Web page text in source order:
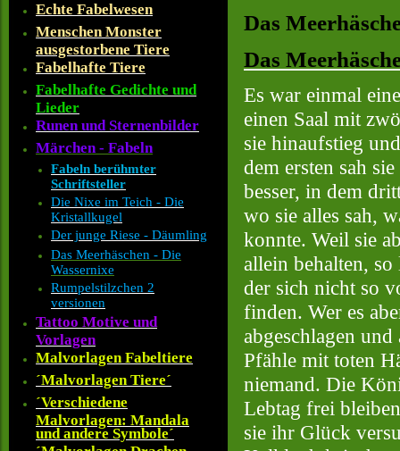
Echte Fabelwesen
Menschen Monster
ausgestorbene Tiere
Fabelhafte Tiere
Fabelhafte Gedichte und
Lieder
Runen und Sternenbilder
Märchen - Fabeln
Fabeln berühmter
Schriftsteller
Die Nixe im Teich - Die
Kristallkugel
Der junge Riese - Däumling
Das Meerhäschen - Die
Wassernixe
Rumpelstilzchen 2
versionen
Tattoo Motive und
Vorlagen
Malvorlagen Fabeltiere
´Malvorlagen Tiere´
´Verschiedene
Malvorlagen: Mandala
und andere Symbole´
Das
Das
Es war einmal
einen Saal mit
sie hinaufstieg
dem ersten sah
besser, in dem
wo sie alles sah,
konnte. Weil sie
allein behalten,
der sich nicht so
finden. Wer es
abgeschlagen
Pfähle mit toten
niemand. Die
Lebtag frei
sie ihr Glück